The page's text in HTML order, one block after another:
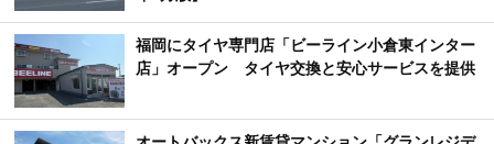
福岡にタイヤ専門店「ビーライン小倉東インター
店」オープン タイヤ交換と安心サービスを提供